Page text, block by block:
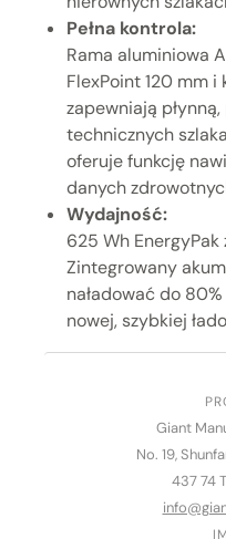
Pełna kontrola:
Rama aluminiowa
FlexPoint 120 mm i
zapewniają
technicznych
oferuje funkcję
danych
Wydajność:
625 Wh EnergyPak
Zintegrowany
naładować do
nowej, szybkiej
Giant
No. 19,
437 74